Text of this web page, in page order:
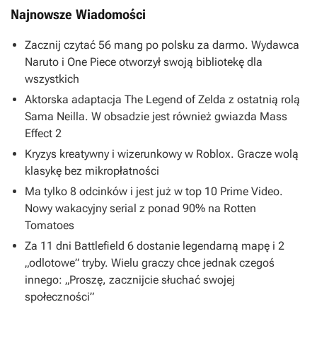
Najnowsze Wiadomości
Zacznij czytać 56 mang po polsku za darmo. Wydawca
Naruto i One Piece otworzył swoją bibliotekę dla
wszystkich
Aktorska adaptacja The Legend of Zelda z ostatnią rolą
Sama Neilla. W obsadzie jest również gwiazda Mass
Effect 2
Kryzys kreatywny i wizerunkowy w Roblox. Gracze wolą
klasykę bez mikropłatności
Ma tylko 8 odcinków i jest już w top 10 Prime Video.
Nowy wakacyjny serial z ponad 90% na Rotten
Tomatoes
Za 11 dni Battlefield 6 dostanie legendarną mapę i 2
„odlotowe” tryby. Wielu graczy chce jednak czegoś
innego: „Proszę, zacznijcie słuchać swojej
społeczności”